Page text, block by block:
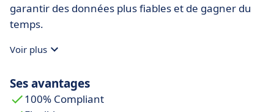
garantir des données plus fiables et de gagner du
temps.
Voir plus
Ses avantages
100% Compliant